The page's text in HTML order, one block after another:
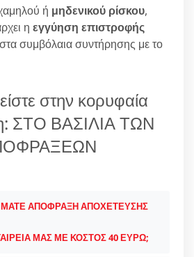
ή μηδενικού ρίσκου,
η εγγύηση επιστροφής
στα συμβόλαια συντήρησης με το
στην κορυφαία
ΣΤΟ ΒΑΣΙΛΙΑ ΤΩΝ
ΑΠΟΦΡΑΞΗ ΑΠΟΧΕΤΕΥΣΗΣ
ΜΑΣ ΜΕ ΚΟΣΤΟΣ 40 ΕΥΡΩ;